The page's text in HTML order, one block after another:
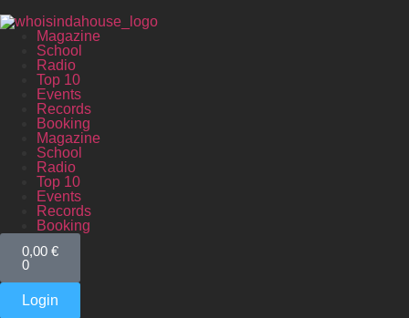
Magazine
School
Radio
Top 10
Events
Records
Booking
Magazine
School
Radio
Top 10
Events
Records
Booking
0,00 €
0
Login